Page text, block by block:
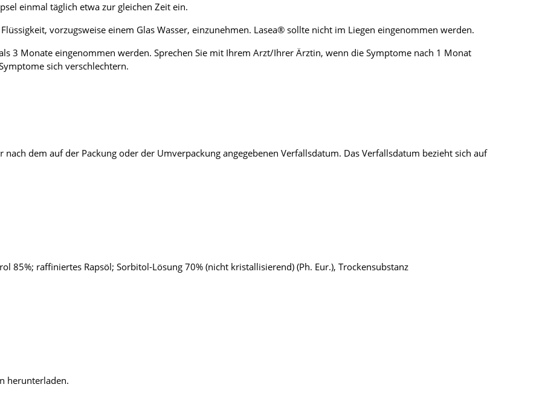
einmal täglich etwa zur gleichen Zeit ein.
vorzugsweise einem Glas Wasser, einzunehmen. Lasea® sollte nicht im Liegen eingenommen werden.
3 Monate eingenommen werden. Sprechen Sie mit Ihrem Arzt/Ihrer Ärztin, wenn die Symptome nach 1 Monat
sich verschlechtern.
dem auf der Packung oder der Umverpackung angegebenen Verfallsdatum. Das Verfallsdatum bezieht sich auf
85%; raffiniertes Rapsöl; Sorbitol-Lösung 70% (nicht kristallisierend) (Ph. Eur.), Trockensubstanz
herunterladen.